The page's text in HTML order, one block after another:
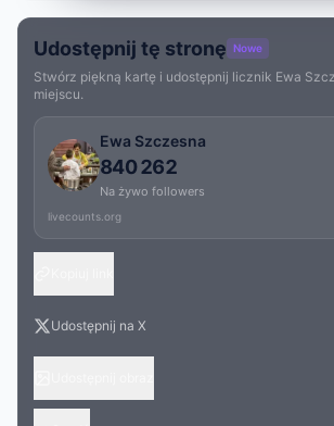
Udostępnij tę stronę Nowe
Stwórz piękną kartę i udostępnij licznik Ewa
miejscu.
Ewa Szczesna
840 262
Na żywo followers
livecounts.org
Udostępnij na X